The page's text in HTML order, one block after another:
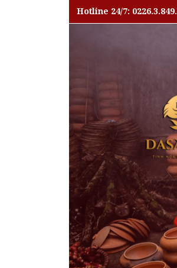
Hotline 24/7: